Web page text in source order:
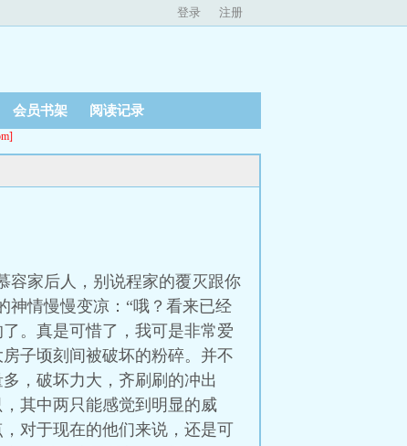
登录 注册
会员书架 阅读记录
容家后人，别说程家的覆灭跟你
神情慢慢变凉：“哦？看来已经
。真是可惜了，我可是非常爱
子顷刻间被破坏的粉碎。并不
，破坏力大，齐刷刷的冲出
其中两只能感觉到明显的威
对于现在的他们来说，还是可